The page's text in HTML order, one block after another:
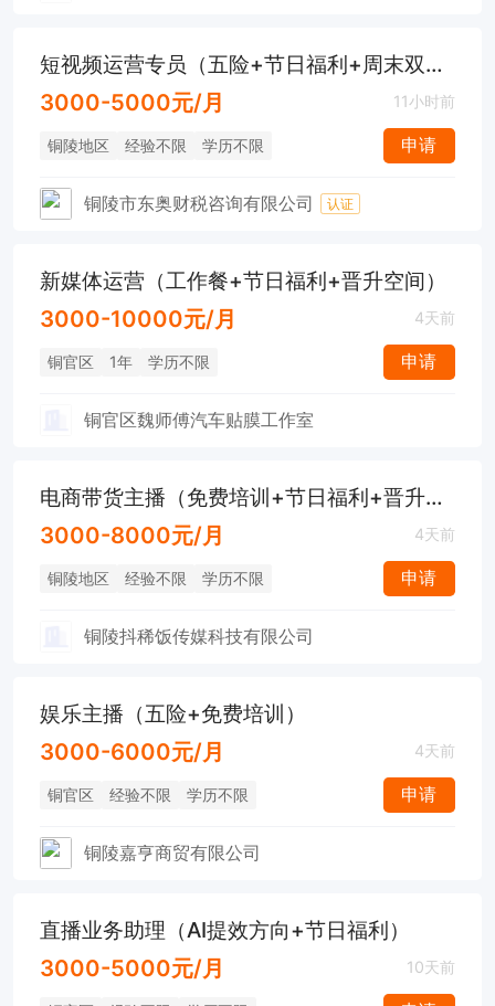
短视频运营专员（五险+节日福利+周末双休）
3000-5000元/月 11小时前
铜陵地区 经验不限 学历不限 申请
铜陵市东奥财税咨询有限公司 认证
新媒体运营（工作餐+节日福利+晋升空间）
3000-10000元/月 4天前
铜官区 1年 学历不限 申请
铜官区魏师傅汽车贴膜工作室
电商带货主播（免费培训+节日福利+晋升空间）
3000-8000元/月 4天前
铜陵地区 经验不限 学历不限 申请
铜陵抖稀饭传媒科技有限公司
娱乐主播（五险+免费培训）
3000-6000元/月 4天前
铜官区 经验不限 学历不限 申请
铜陵嘉亨商贸有限公司
直播业务助理（AI提效方向+节日福利）
3000-5000元/月 10天前